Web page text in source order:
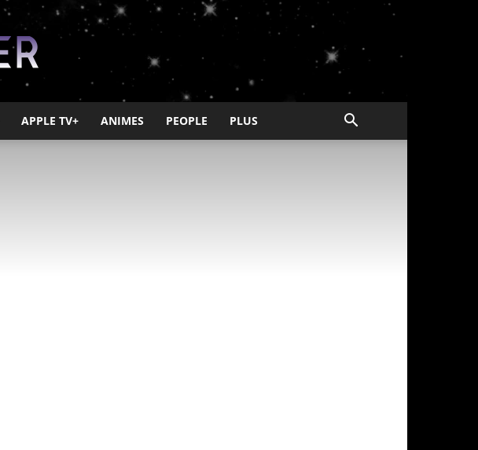
APPLE TV+ ANIMES PEOPLE PLUS